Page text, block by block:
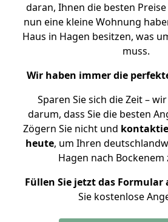
daran, Ihnen die besten
nun eine kleine Wohnung
Haus in Hagen besitzen, was
muss.
Wir haben immer die
Sparen Sie sich die Zeit –
darum, dass Sie die besten
Zögern Sie nicht und
heute, um Ihren
Hagen nach Bockenem
Füllen Sie jetzt das Formular
Sie kostenlose